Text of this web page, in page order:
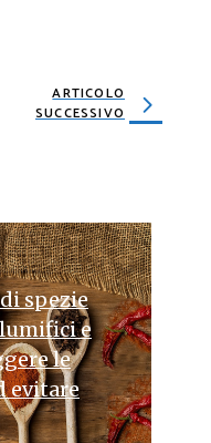
ARTICOLO
SUCCESSIVO
spezie
e
le
evitare